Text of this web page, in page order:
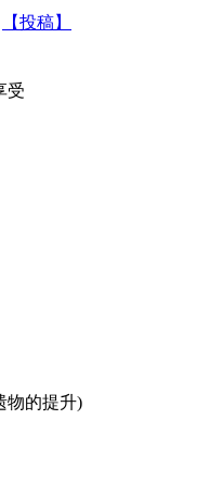
【投稿】
受
物的提升)